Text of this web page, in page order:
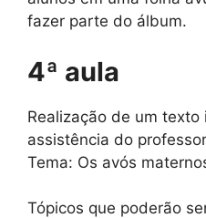
fazer parte do álbum.
4ª aula
Realização de um texto
assistência do
Tema: Os avós
Tópicos que poderão